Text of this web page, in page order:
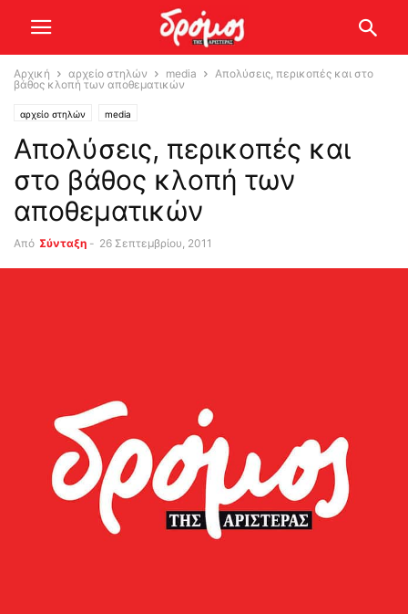
Αρχική αρχείο στηλών media
Απολύσεις, περικοπές και στο
βάθος κλοπή των αποθεματικών
αρχείο στηλών media
Απολύσεις, περικοπές και
στο βάθος κλοπή των
αποθεματικών
Από Σύνταξη - 26 Σεπτεμβρίου, 2011